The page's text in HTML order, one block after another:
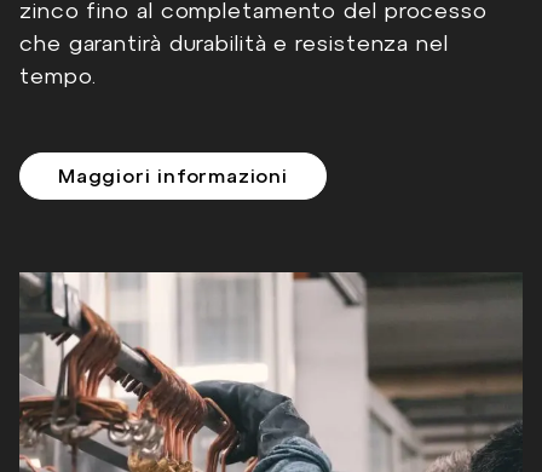
zinco fino al completamento del processo
che garantirà durabilità e resistenza nel
tempo.
Maggiori informazioni